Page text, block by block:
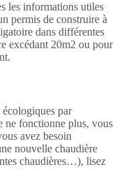
les informations utiles
permis de construire à
dans différentes
excédant 20m2 ou pour
par
ne fonctionne plus, vous
avez besoin
nouvelle chaudière
chaudières…), lisez